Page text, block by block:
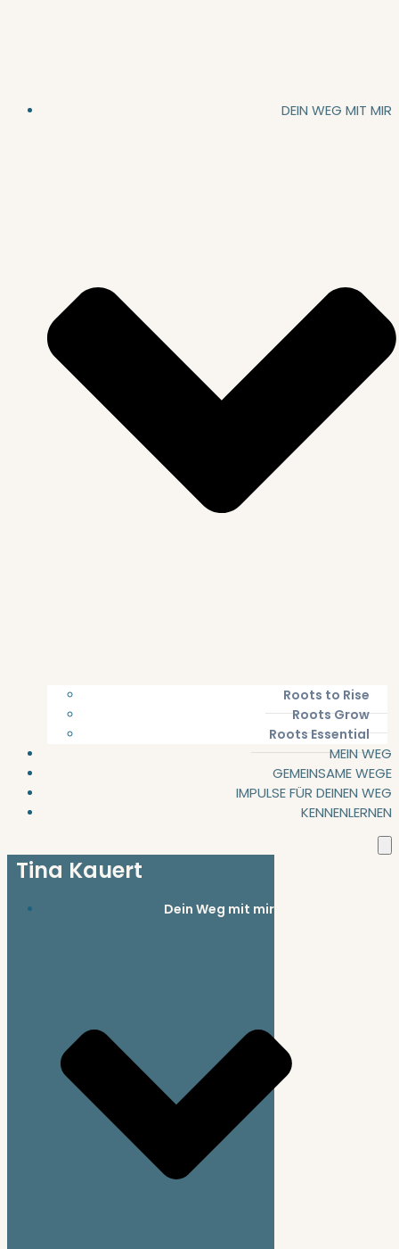
DEIN WEG MIT MIR
Roots to Rise
Roots Grow
Roots Essential
MEIN WEG
GEMEINSAME WEGE
IMPULSE FÜR DEINEN WEG
KENNENLERNEN
Tina Kauert
Dein Weg mit mir